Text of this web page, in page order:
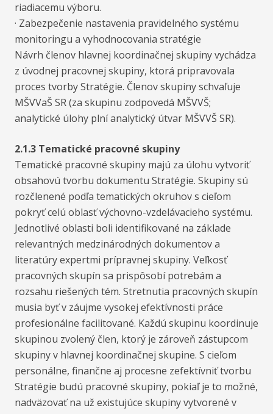
riadiacemu výboru.
· Zabezpečenie nastavenia pravidelného systému
monitoringu a vyhodnocovania stratégie
Návrh členov hlavnej koordinačnej skupiny vychádza
z úvodnej pracovnej skupiny, ktorá pripravovala
proces tvorby Stratégie. Členov skupiny schvaľuje
MŠVVaŠ SR (za skupinu zodpovedá MŠVVŠ;
analytické úlohy plní analytický útvar MŠVVŠ SR).
2.1.3 Tematické pracovné skupiny
Tematické pracovné skupiny majú za úlohu vytvoriť
obsahovú tvorbu dokumentu Stratégie. Skupiny sú
rozčlenené podľa tematických okruhov s cieľom
pokryť celú oblasť výchovno-vzdelávacieho systému.
Jednotlivé oblasti boli identifikované na základe
relevantných medzinárodných dokumentov a
literatúry expertmi prípravnej skupiny. Veľkosť
pracovných skupín sa prispôsobí potrebám a
rozsahu riešených tém. Stretnutia pracovných skupín
musia byť v záujme vysokej efektívnosti práce
profesionálne facilitované. Každú skupinu koordinuje
skupinou zvolený člen, ktorý je zároveň zástupcom
skupiny v hlavnej koordinačnej skupine. S cieľom
personálne, finančne aj procesne zefektívniť tvorbu
Stratégie budú pracovné skupiny, pokiaľ je to možné,
nadväzovať na už existujúce skupiny vytvorené v